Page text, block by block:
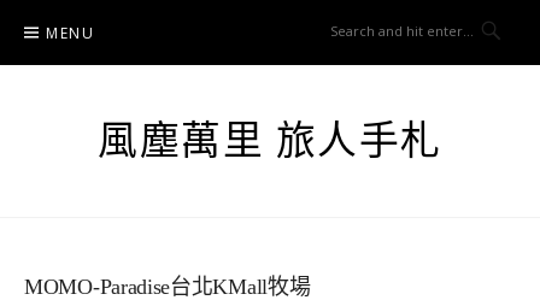
content
MENU
風塵萬里 旅人手札
MOMO-Paradise台北KMall牧場